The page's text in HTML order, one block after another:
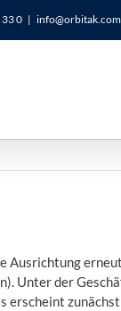
33 0 | info@orbitak.com
Ausrichtung
Unter der
erscheint